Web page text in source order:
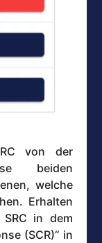
von der
beiden
welche
Erhalten
in dem
(SCR)“ in